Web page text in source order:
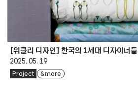
[위클리 디자인] 한국의 1세대 디자이너들
2025. 05. 19
Project & more